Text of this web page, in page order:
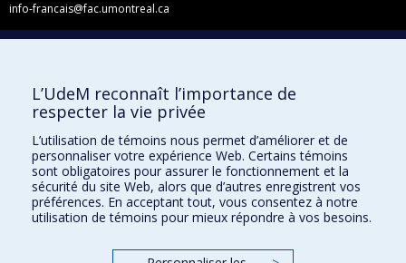
info-francais@fac.umontreal.ca
Université de Montréal
C. P. 6128, succursale Centre-ville
Montréal QC H3C 3J7
Facebook
YouTube
Faculté de l’apprentissage continu
Centre de perfectionnement
L’UdeM reconnaît l’importance de
respecter la vie privée
L’utilisation de témoins nous permet d’améliorer et de
personnaliser votre expérience Web. Certains témoins
sont obligatoires pour assurer le fonctionnement et la
sécurité du site Web, alors que d’autres enregistrent vos
préférences. En acceptant tout, vous consentez à notre
utilisation de témoins pour mieux répondre à vos besoins.